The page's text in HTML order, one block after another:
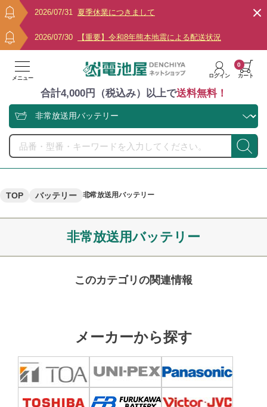
2026/07/31 夏季休業につきまして
2026/07/30 【重要】令和8年熊本地震による配送状況
メニュー ログイン カート
0
合計4,000円（税込み）以上で送料無料！
TOP バッテリー 非常放送用バッテリー
非常放送用バッテリー
このカテゴリの関連情報
メーカーから探す